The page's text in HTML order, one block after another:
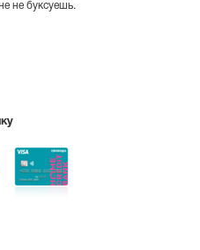
не буксуешь.